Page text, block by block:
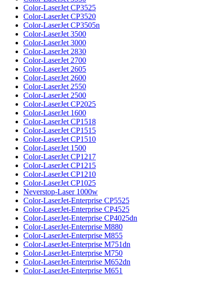
Color-LaserJet CP3525
Color-LaserJet CP3520
Color-LaserJet CP3505n
Color-LaserJet 3500
Color-LaserJet 3000
Color-LaserJet 2830
Color-LaserJet 2700
Color-LaserJet 2605
Color-LaserJet 2600
Color-LaserJet 2550
Color-LaserJet 2500
Color-LaserJet CP2025
Color-LaserJet 1600
Color-LaserJet CP1518
Color-LaserJet CP1515
Color-LaserJet CP1510
Color-LaserJet 1500
Color-LaserJet CP1217
Color-LaserJet CP1215
Color-LaserJet CP1210
Color-LaserJet CP1025
Neverstop-Laser 1000w
Color-LaserJet-Enterprise CP5525
Color-LaserJet-Enterprise CP4525
Color-LaserJet-Enterprise CP4025dn
Color-LaserJet-Enterprise M880
Color-LaserJet-Enterprise M855
Color-LaserJet-Enterprise M751dn
Color-LaserJet-Enterprise M750
Color-LaserJet-Enterprise M652dn
Color-LaserJet-Enterprise M651